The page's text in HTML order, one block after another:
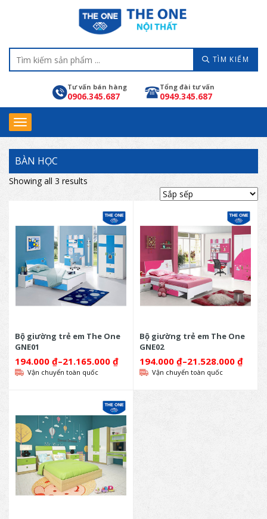
TÌM KIẾM
Tư vấn bán hàng
0906.345.687
Tổng đài tư vấn
0949.345.687
BÀN HỌC
Showing all 3 results
Bộ giường trẻ em The One
GNE01
194.000 ₫–21.165.000 ₫
Vận chuyển toàn quốc
Bộ giường trẻ em The One
GNE02
194.000 ₫–21.528.000 ₫
Vận chuyển toàn quốc